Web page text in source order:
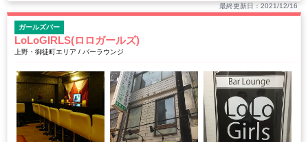
最終更新日：2021/12/16
ガールズバー
LoLoGIRLS(ロロガールズ)
上野・御徒町エリア / バーラウンジ